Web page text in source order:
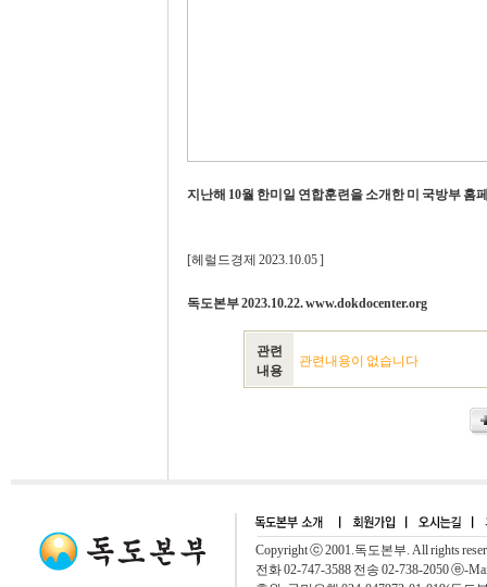
지난해 10월 한미일 연합훈련을 소개한 미 국방부 홈
[헤럴드경제 2023.10.05 ]
독도본부 2023.10.22. www.dokdocenter.org
관련
내용
관련내용이 없습니다
Copyright ⓒ 2001.독도본부. All rights
전화 02-747-3588 전송 02-738-2050 ⓔ-